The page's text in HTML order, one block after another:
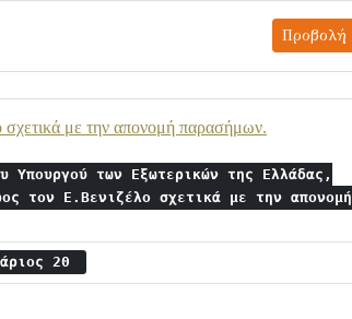
Προβολή
σχετικά με την απονομή παρασήμων.
Υπουργού των Εξωτερικών της Ελλάδας,
τον Ε.Βενιζέλο σχετικά με την απονομή
20